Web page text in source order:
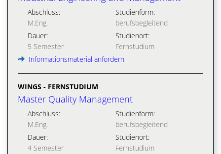
Abschluss:
M.Eng.
Studienform:
berufsbegleitend
Dauer:
5 Semester
Studienort:
Fernstudium
Informationsmaterial anfordern
WINGS - FERNSTUDIUM
Master Quality Management
Abschluss:
M.Eng.
Studienform:
berufsbegleitend
Dauer:
4 Semester
Studienort:
Fernstudium